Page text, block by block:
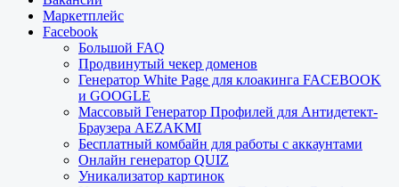
Маркетплейс
Facebook
Большой FAQ
Продвинутый чекер доменов
Генератор White Page для клоакинга FACEBOOK
и GOOGLE
Массовый Генератор Профилей для Антидетект-
Браузера AEZAKMI
Бесплатный комбайн для работы с аккаунтами
Онлайн генератор QUIZ
Уникализатор картинок